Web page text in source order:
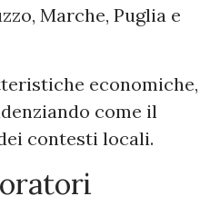
Marche, Puglia e
economiche,
come il
contesti locali.